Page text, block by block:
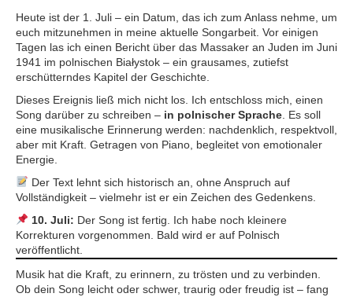
Heute ist der 1. Juli – ein Datum, das ich zum Anlass nehme, um
euch mitzunehmen in meine aktuelle Songarbeit. Vor einigen
Tagen las ich einen Bericht über das Massaker an Juden im Juni
1941 im polnischen Białystok – ein grausames, zutiefst
erschütterndes Kapitel der Geschichte.
Dieses Ereignis ließ mich nicht los. Ich entschloss mich, einen
Song darüber zu schreiben – in polnischer Sprache . Es soll
eine musikalische Erinnerung werden: nachdenklich, respektvoll,
aber mit Kraft. Getragen von Piano, begleitet von emotionaler
Energie.
Der Text lehnt sich historisch an, ohne Anspruch auf
Vollständigkeit – vielmehr ist er ein Zeichen des Gedenkens.
10. Juli: Der Song ist fertig. Ich habe noch kleinere
Korrekturen vorgenommen. Bald wird er auf Polnisch
veröffentlicht.
Musik hat die Kraft, zu erinnern, zu trösten und zu verbinden.
Ob dein Song leicht oder schwer, traurig oder freudig ist – fang